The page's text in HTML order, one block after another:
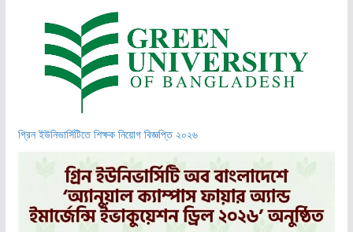
গ্রিন ইউনিভার্সিটিতে শিক্ষক নিয়োগ বিজ্ঞপ্তি ২০২৬